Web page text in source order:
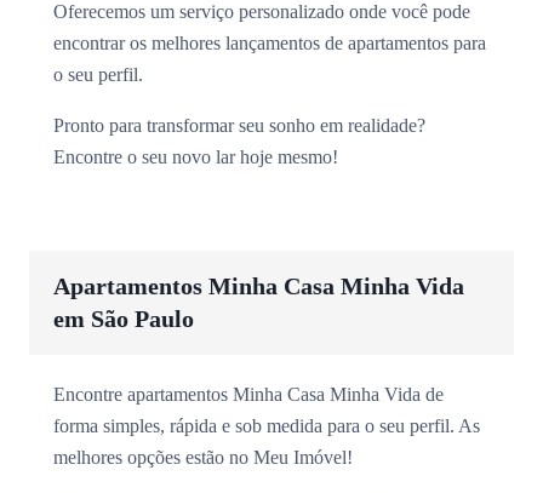
Oferecemos um serviço personalizado onde você pode
encontrar os melhores lançamentos de apartamentos para
o seu perfil.
Pronto para transformar seu sonho em realidade?
Encontre o seu novo lar hoje mesmo!
Apartamentos Minha Casa Minha Vida
em São Paulo
Encontre apartamentos Minha Casa Minha Vida de
forma simples, rápida e sob medida para o seu perfil. As
melhores opções estão no Meu Imóvel!